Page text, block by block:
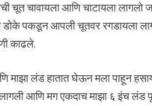
चूत चावायला आणि चाटायला
डोके पकडून आपली चूतवर रगडायला
काढले.
लंड हातात घेऊन मला पाहून
आणि मग एकदाच माझा ६ इंच लंड